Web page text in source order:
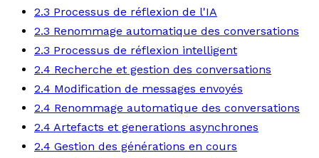
2.3 Processus de réflexion de l'IA
2.3 Renommage automatique des conversations
2.3 Processus de réflexion intelligent
2.4 Recherche et gestion des conversations
2.4 Modification de messages envoyés
2.4 Renommage automatique des conversations
2.4 Artefacts et generations asynchrones
2.4 Gestion des générations en cours